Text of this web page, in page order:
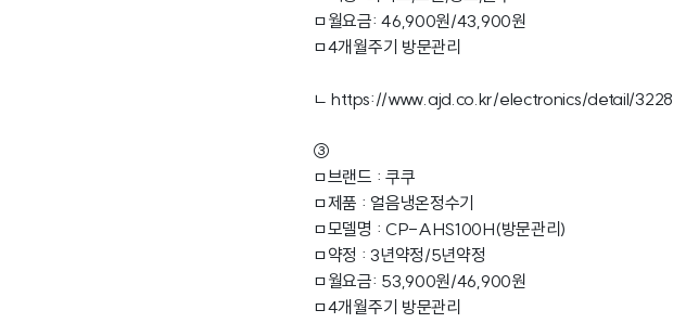
ㅁ월요금: 46,900원/43,900원
ㅁ4개월주기 방문관리
ㄴhttps://www.ajd.co.kr/electronics/detail/3228
③
ㅁ브랜드 : 쿠쿠
ㅁ제품 : 얼음냉온정수기
ㅁ모델명 : CP-AHS100H(방문관리)
ㅁ약정 : 3년약정/5년약정
ㅁ월요금: 53,900원/46,900원
ㅁ4개월주기 방문관리